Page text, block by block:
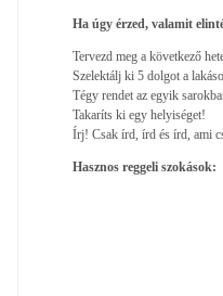
Ha úgy érzed, valamit
Tervezd meg a következő
Szelektálj ki 5 dolgot a
Tégy rendet az egyik
Takaríts ki egy helyiséget!
Írj! Csak írd, írd és írd, ami
Hasznos reggeli szokások: